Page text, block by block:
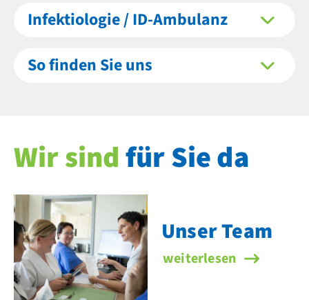
Infektiologie / ID-Ambulanz
So finden Sie uns
Wir sindfür Sie da
Unser Team
Unser Team
weiterlesen